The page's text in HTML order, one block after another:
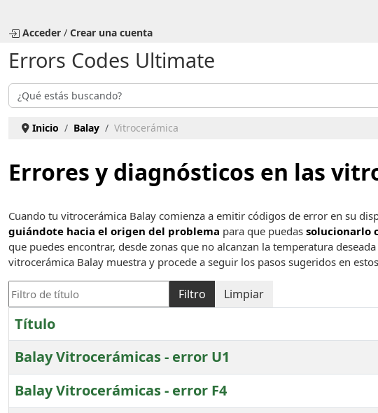
Acceder / Crear una cuenta
Errors Codes Ultimate
Buscar
Inicio Balay Vitrocerámica
Errores y diagnósticos en las
Cuando tu vitrocerámica Balay comienza a emitir códigos de error en su
guiándote hacia el origen del problema para que puedas solucionarlo
que puedes encontrar, desde zonas que no alcanzan la temperatura
vitrocerámica Balay muestra y procede a seguir los pasos sugeridos en
Filtro de título
Filtro Limpiar
Título
Balay Vitrocerámicas - error U1
Balay Vitrocerámicas - error F4